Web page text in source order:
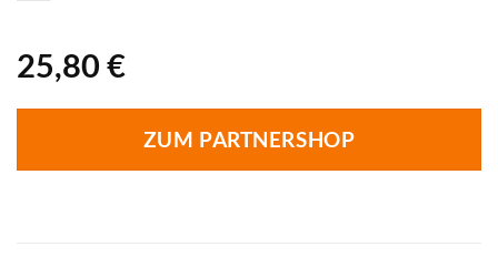
25,80 €
ZUM PARTNERSHOP